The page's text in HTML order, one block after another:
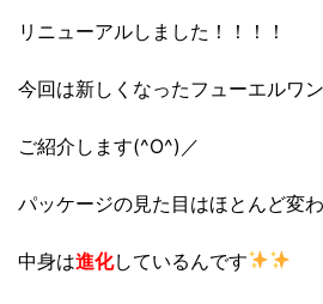
リニューアルしました！！！！
今回は新しくなったフューエルワ
ご紹介します(^O^)／
パッケージの見た目はほとんど変わ
中身は進化しているんです